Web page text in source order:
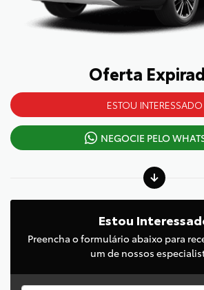
Oferta
ESTOU INTERESSADO
NEGOCIE PELO
Estou
Preencha o formulário abaixo para
um de nossos